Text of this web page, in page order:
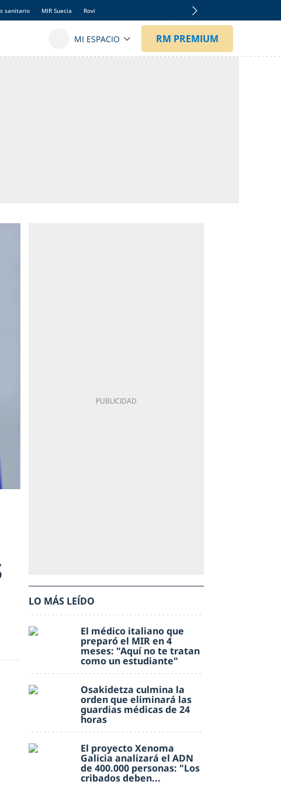
sanitario MIR Suecia Rovi
LO MÁS LEÍDO
El médico italiano que
preparó el MIR en 4
meses: "Aquí no te tratan
como un estudiante"
Osakidetza culmina la
orden que eliminará las
guardias médicas de 24
horas
El proyecto Xenoma
Galicia analizará el ADN
de 400.000 personas: "Los
cribados deben...